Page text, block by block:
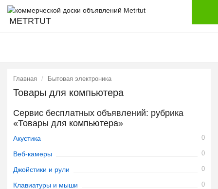
METRTUT
Главная Бытовая электроника
Товары для компьютера
Сервис бесплатных объявлений: рубрика
«Товары для компьютера»
Акустика 0
Веб-камеры 0
Джойстики и рули 0
Клавиатуры и мыши 0